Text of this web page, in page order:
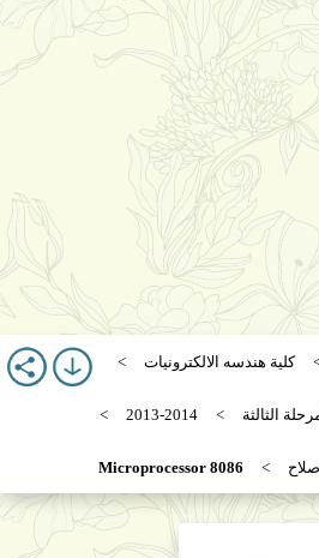
كلية هندسه الالكترونيات
الثالثة 2013-2014
8086 Microprocessor